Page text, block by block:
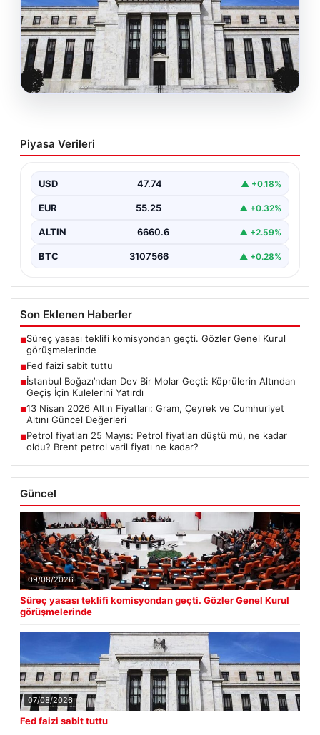
07.08.2026
Fed faizi sabit tuttu
Piyasa Verileri
USD 47.74 ▲ +0.18%
EUR 55.25 ▲ +0.32%
ALTIN 6660.6 ▲ +2.59%
BTC 3107566 ▲ +0.28%
Son Eklenen Haberler
■Süreç yasası teklifi komisyondan geçti. Gözler Genel Kurul
görüşmelerinde
■Fed faizi sabit tuttu
■İstanbul Boğazı’ndan Dev Bir Molar Geçti: Köprülerin Altından
Geçiş İçin Kulelerini Yatırdı
■13 Nisan 2026 Altın Fiyatları: Gram, Çeyrek ve Cumhuriyet
Altını Güncel Değerleri
■Petrol fiyatları 25 Mayıs: Petrol fiyatları düştü mü, ne kadar
oldu? Brent petrol varil fiyatı ne kadar?
Güncel
09/08/2026
Süreç yasası teklifi komisyondan geçti. Gözler Genel Kurul
görüşmelerinde
07/08/2026
Fed faizi sabit tuttu